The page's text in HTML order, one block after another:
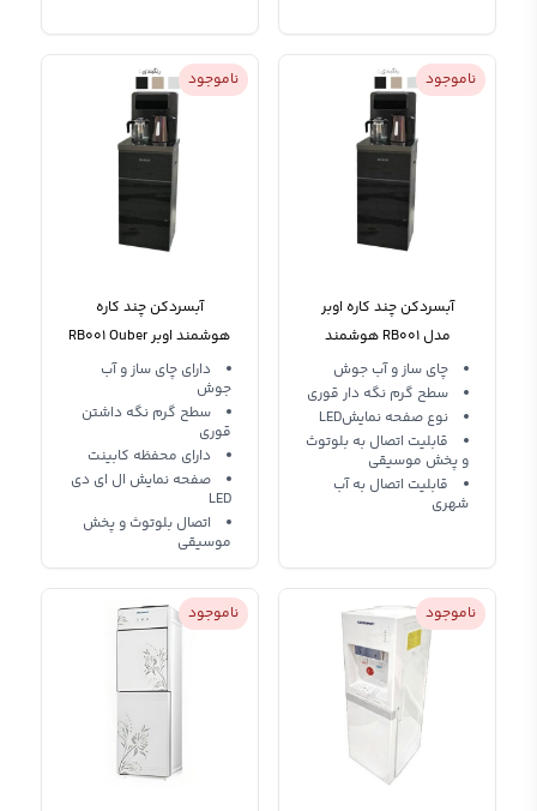
ناموجود
آبسردکن چند کاره اوبر
مدل RB001 هوشمند
چای ساز و آب جوش
سطح گرم نگه دار قوری
نوع صفحه نمایشLED
قابلیت اتصال به بلوتوث
و پخش موسیقی
قابلیت اتصال به آب
شهری
ناموجود
آبسردکن چند کاره
هوشمند اوبر RB001 Ouber
دارای چای ساز و آب
جوش
سطح گرم نگه داشتن
قوری
دارای محفظه کابینت
صفحه نمایش ال ای دی
LED
اتصال بلوتوث و پخش
موسیقی
ناموجود ناموجود